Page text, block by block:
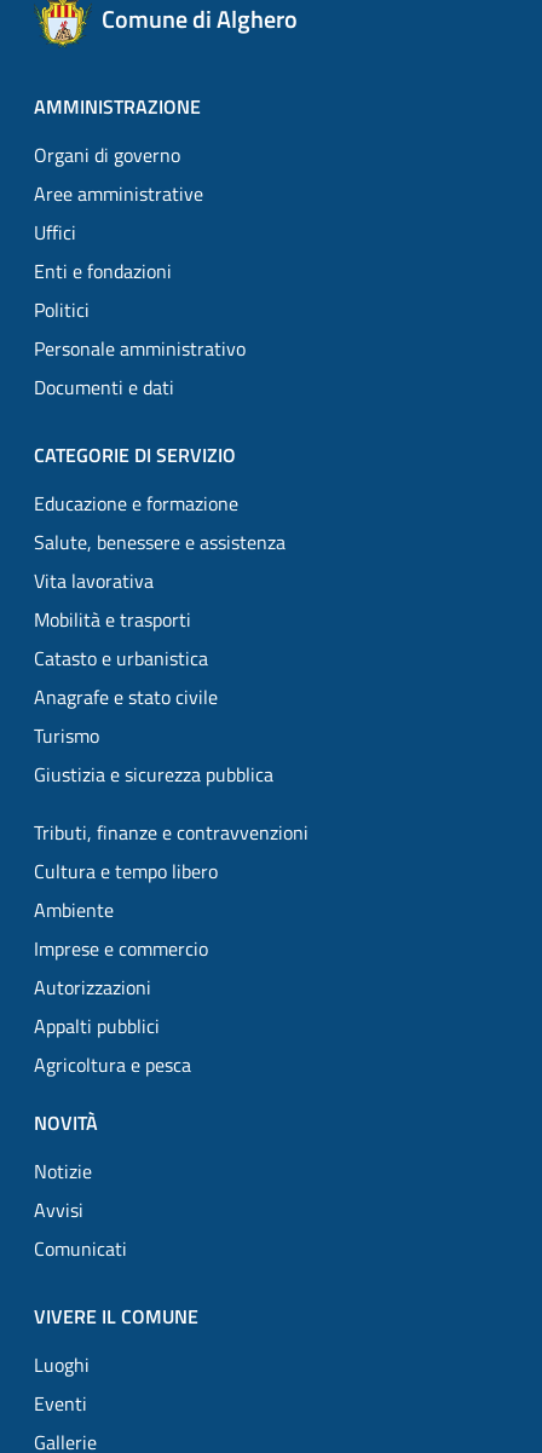
Comune di Alghero
AMMINISTRAZIONE
Organi di governo
Aree amministrative
Uffici
Enti e fondazioni
Politici
Personale amministrativo
Documenti e dati
CATEGORIE DI SERVIZIO
Educazione e formazione
Salute, benessere e assistenza
Vita lavorativa
Mobilità e trasporti
Catasto e urbanistica
Anagrafe e stato civile
Turismo
Giustizia e sicurezza pubblica
Tributi, finanze e contravvenzioni
Cultura e tempo libero
Ambiente
Imprese e commercio
Autorizzazioni
Appalti pubblici
Agricoltura e pesca
NOVITÀ
Notizie
Avvisi
Comunicati
VIVERE IL COMUNE
Luoghi
Eventi
Gallerie